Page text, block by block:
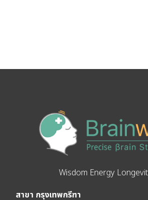
Wisdom Energy
สาขา กรุงเทพกรีฑา